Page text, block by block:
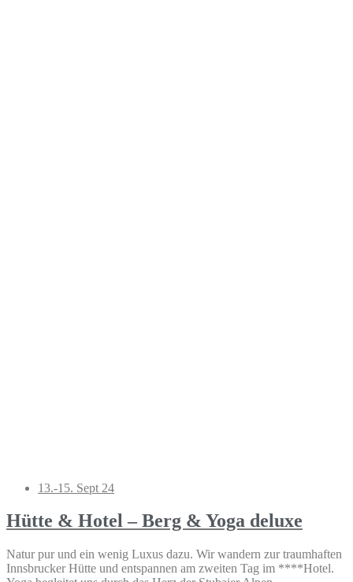
13.-15. Sept 24
Hütte & Hotel – Berg & Yoga deluxe
Natur pur und ein wenig Luxus dazu. Wir wandern zur traumhaften
Innsbrucker Hütte und entspannen am zweiten Tag im ****Hotel.